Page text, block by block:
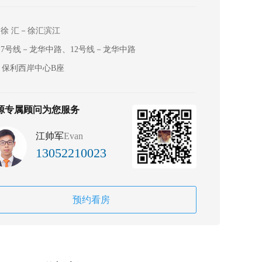
徐 汇－徐汇滨江
7号线－龙华中路、12号线－龙华中路
保利西岸中心B座
专属顾问为您服务
江帅军Evan
13052210023
预约看房